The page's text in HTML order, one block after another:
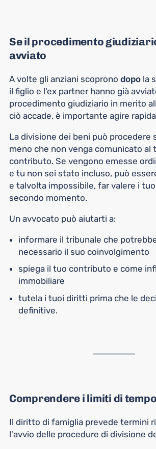
Se il procedimento
avviato
A volte gli anziani scoprono dopo la
il figlio e l'ex partner hanno già
procedimento giudiziario in merito
ciò accade, è importante agire
La divisione dei beni può procedere
meno che non venga comunicato al
contributo. Se vengono emesse
e tu non sei stato incluso, può
e talvolta impossibile, far valere i
secondo momento.
Un avvocato può aiutarti a:
informare il tribunale che
necessario il suo coinvolgimento
spiega il tuo contributo e come
immobiliare
tutela i tuoi diritti prima che le
definitive.
Comprendere i limiti di tempo
Il diritto di famiglia prevede termini
l'avvio delle procedure di divisione